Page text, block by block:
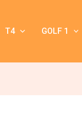
T4 GOLF 1